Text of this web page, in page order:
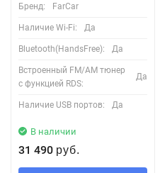
Бренд: FarCar
Наличие Wi-Fi: Да
Bluetooth(HandsFree): Да
Встроенный FM/AM тюнер
с функцией RDS:
Да
Наличие USB портов: Да
В наличии
31 490 руб.